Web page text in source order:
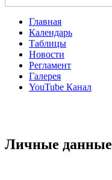
Главная
Календарь
Таблицы
Новости
Регламент
Галерея
YouTube Канал
Личные данные